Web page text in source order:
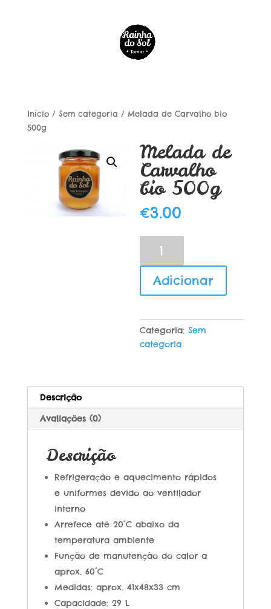
Início/ Sem categoria / Melada de Carvalho bio
500g
Melada de
Carvalho
bio 500g
€3.00
Melada
Carvalho
500g
Adicionar
Categoria:Sem
categoria
Descrição
Avaliações (0)
Descrição
Refrigeração e aquecimento rápidos
e uniformes devido ao ventilador
interno
Arrefece até 20°C abaixo da
temperatura ambiente
Função de manutenção do calor a
aprox. 60°C
Medidas: aprox. 41x48x33 cm
Capacidade: 29 L